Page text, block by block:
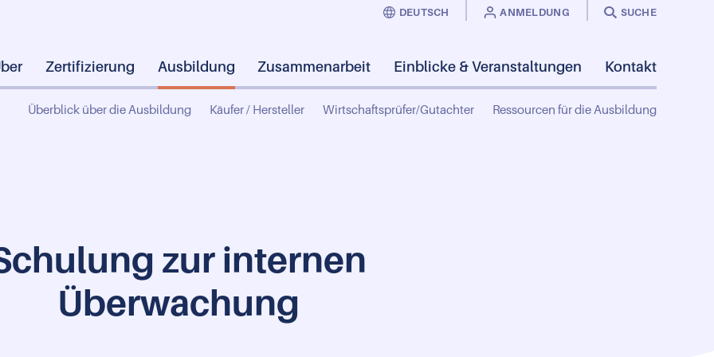
Zertifizierung Ausbildung Zusammenarbeit Einblicke & Veranstaltungen Kontakt
DEUTSCH ANMELDUNG SUCHE
Überblick über die Ausbildung Käufer / Hersteller Wirtschaftsprüfer/Gutachter Ressourcen für die Ausbildung
zur internen
Überwachung